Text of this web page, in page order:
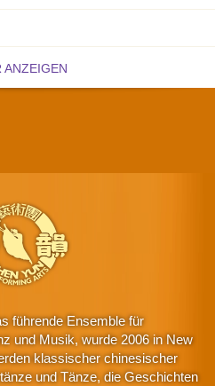
ANZEIGEN
führende Ensemble für
und Musik, wurde 2006 in New
klassischer chinesischer
und Tänze, die Geschichten